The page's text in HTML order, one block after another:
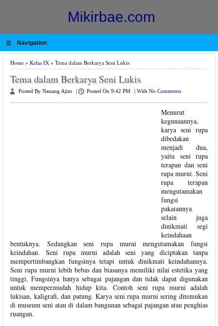
Mikirbae.com
≡ Navigation
Home » Kelas IX » Tema dalam Berkarya Seni Lukis
Tema dalam Berkarya Seni Lukis
Posted By Nanang Ajim Posted On 9:42 PM With No Comments
Menurut
kegunaannya,
karya seni rupa
dibedakan
menjadi dua,
yaitu seni rupa
terapan dan seni
rupa murni. Seni
rupa terapan
mengutamakan
fungsi
pakaiannya
selain juga
dinikmati segi
keindahaan
bentuknya. Sedangkan seni rupa murni mengutamakan fungsi
keindahan. Seni rupa murni adalah seni yang diciptakan tanpa
mempertimbangkan fungsinya tetapi untuk dinikmati keindahannya.
Seni rupa murni lebih bebas dan biasanya memiliki nilai estetika yang
tinggi. Fungsinya hanya sebagai pajangan dan tidak dapat digunakan
untuk mempermudah hidup kita. Contoh seni rupa murni adalah
lukisan, kaligrafi, dan patung. Karya seni rupa murni sering ditemukan
di museum seni atau di dalam bangunan sebagai pajangan atau penghias
ruangan.